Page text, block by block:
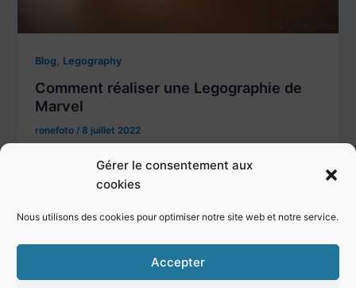
Gérer le consentement aux
cookies
Nous utilisons des cookies pour optimiser notre site web et notre service.
Accepter
Blog , Legography
Comment réaliser une Legographie de
Marvel
ronefoto/8 juillet 2022
Comment réaliser une photo de Legographie.
Retrouvez l’ensemble des étapes générales pour